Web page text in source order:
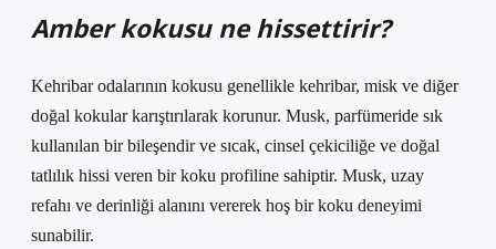
Amber kokusu ne hissettirir?
Kehribar odalarının kokusu genellikle kehribar, misk ve diğer
doğal kokular karıştırılarak korunur. Musk, parfümeride sık
kullanılan bir bileşendir ve sıcak, cinsel çekiciliğe ve doğal
tatlılık hissi veren bir koku profiline sahiptir. Musk, uzay
refahı ve derinliği alanını vererek hoş bir koku deneyimi
sunabilir.